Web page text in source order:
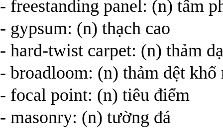
- freestanding panel: (n) tấm
- gypsum: (n) thạch cao
- hard-twist carpet: (n) thảm
- broadloom: (n) thảm dệt
- focal point: (n) tiêu điểm
- masonry: (n) tường đá